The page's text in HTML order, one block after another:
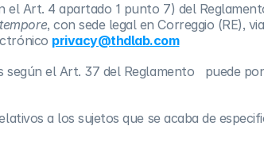
Art. 4 apartado 1 punto 7) del
, con sede legal en Correggio (RE),
privacy@thdlab.com
según el Art. 37 del Reglamento puede
a los sujetos que se acaba de